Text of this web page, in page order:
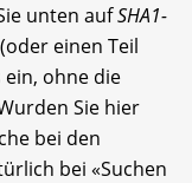
unten aufSHA1-
einen Teil
ohne die
Sie hier
bei den
bei «Suchen